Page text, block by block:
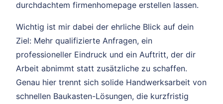
durchdachtem firmenhomepage erstellen lassen.
Wichtig ist mir dabei der ehrliche Blick auf dein
Ziel: Mehr qualifizierte Anfragen, ein
professioneller Eindruck und ein Auftritt, der dir
Arbeit abnimmt statt zusätzliche zu schaffen.
Genau hier trennt sich solide Handwerksarbeit von
schnellen Baukasten-Lösungen, die kurzfristig